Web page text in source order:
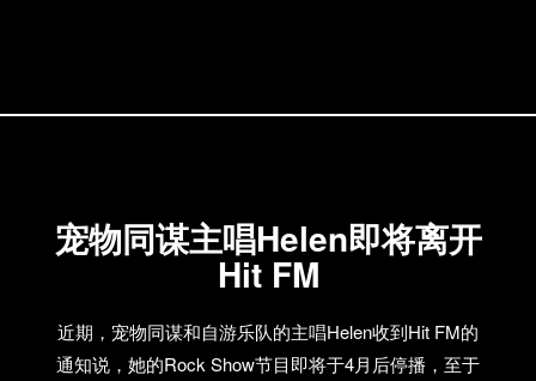
宠物同谋主唱Helen即将离开
Hit FM
近期，宠物同谋和自游乐队的主唱Helen收到Hit FM的
通知说，她的Rock Show节目即将于4月后停播，至于